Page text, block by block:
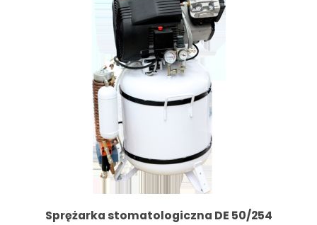
Sprężarka stomatologiczna DE 50/254